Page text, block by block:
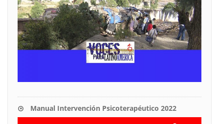
Manual Intervención Psicoterapéutico 2022